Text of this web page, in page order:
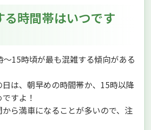
る時間帯はいつです
15時頃が最も混雑する傾向がある
は、朝早めの時間帯か、15時以降
すよ！
ら満車になることが多いので、注